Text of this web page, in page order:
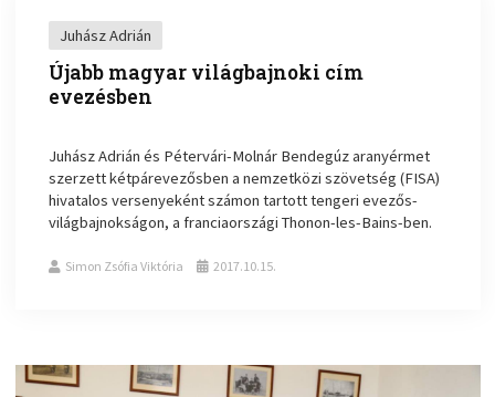
Juhász Adrián
Újabb magyar világbajnoki cím
evezésben
Juhász Adrián és Pétervári-Molnár Bendegúz aranyérmet
szerzett kétpárevezősben a nemzetközi szövetség (FISA)
hivatalos versenyeként számon tartott tengeri evezős-
világbajnokságon, a franciaországi Thonon-les-Bains-ben.
Simon Zsófia Viktória 2017.10.15.